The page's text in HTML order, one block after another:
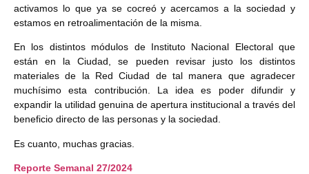
activamos lo que ya se cocreó y acercamos a la sociedad y
estamos en retroalimentación de la misma.
En los distintos módulos de Instituto Nacional Electoral que
están en la Ciudad, se pueden revisar justo los distintos
materiales de la Red Ciudad de tal manera que agradecer
muchísimo esta contribución. La idea es poder difundir y
expandir la utilidad genuina de apertura institucional a través del
beneficio directo de las personas y la sociedad.
Es cuanto, muchas gracias.
Reporte Semanal 27/2024